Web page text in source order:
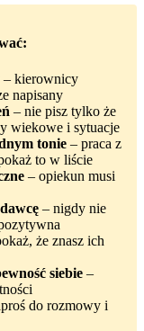
– kierownicy
napisany
– nie pisz tylko że
wiekowe i sytuacje
tonie – praca z
to w liście
– opiekun musi
– nigdy nie
że znasz ich
siebie –
do rozmowy i